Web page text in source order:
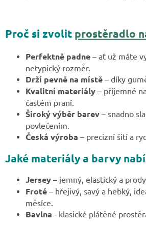
Proč si zvolit prostěradlo
Perfektně padne – ať už máte
netypický rozměr.
Drží pevně na místě – díky
Kvalitní materiály – příjemné
častém praní.
Široký výběr barev – snadno
povlečením.
Česká výroba – precizní šití a
Jaké materiály a barvy
Jersey – jemný, elastický a
Froté – hřejivý, savý a hebký,
měsíce.
Bavlna - klasické plátěné